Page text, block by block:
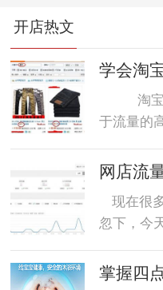
转化率
数据魔方 好评语
开店热文
学会淘
淘宝店
于流量的
网店流
现在很
忽下，今
掌握四